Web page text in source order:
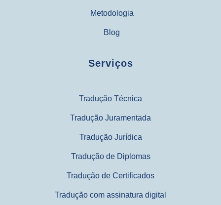
Metodologia
Blog
Serviços
Tradução Técnica
Tradução Juramentada
Tradução Jurídica
Tradução de Diplomas
Tradução de Certificados
Tradução com assinatura digital